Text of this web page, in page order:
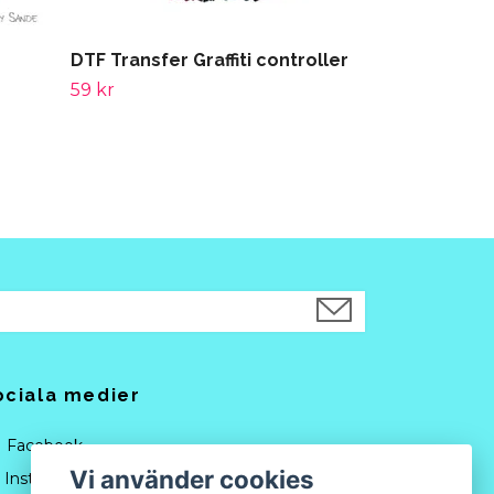
DTF Transfer Graffiti controller
59 kr
medier
Facebook
InstagramVi använder cookies